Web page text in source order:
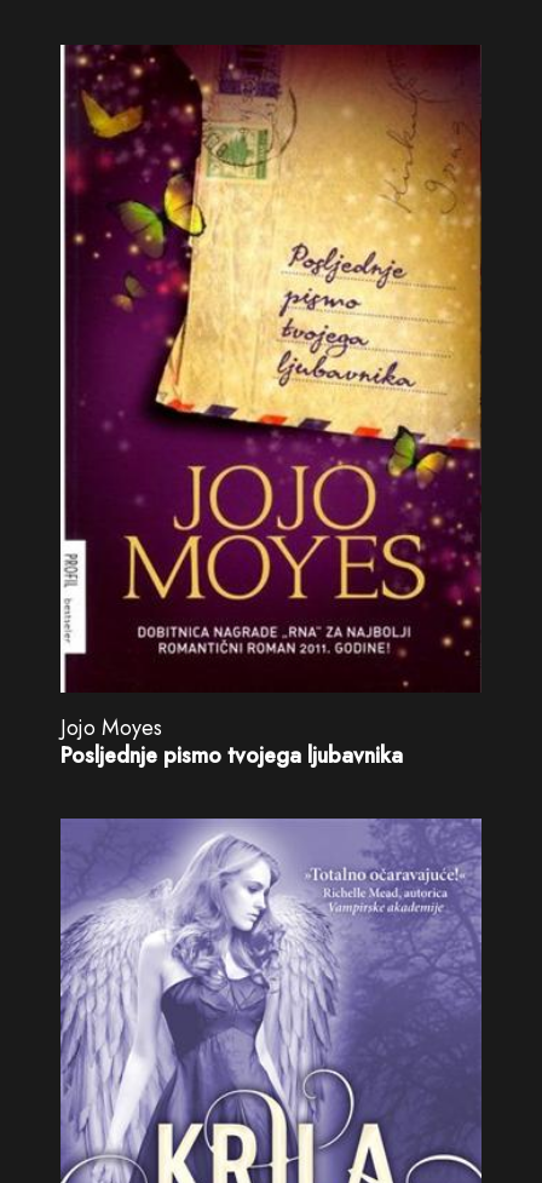
Jojo Moyes
Posljednje pismo tvojega ljubavnika